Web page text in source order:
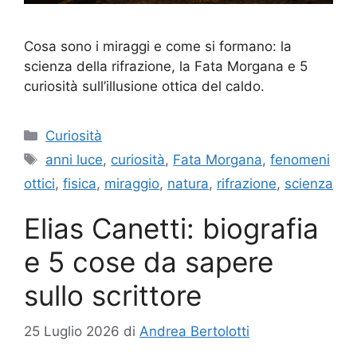
Cosa sono i miraggi e come si formano: la
scienza della rifrazione, la Fata Morgana e 5
curiosità sull’illusione ottica del caldo.
Categorie
Curiosità
Tag
anni luce, curiosità, Fata Morgana,fenomeni
ottici, fisica, miraggio, natura, rifrazione, scienza
Elias Canetti: biografia
e 5 cose da sapere
sullo scrittore
25 Luglio 2026 di Andrea Bertolotti